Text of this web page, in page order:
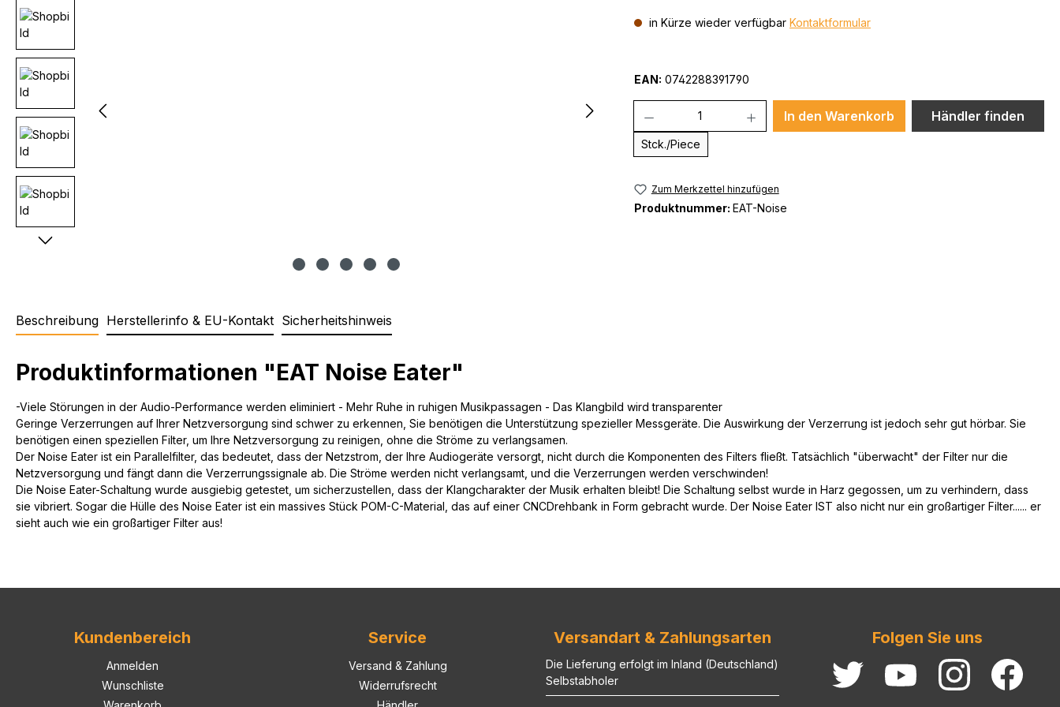
in Kürze wieder verfügbar Kontaktformular
EAN: 0742288391790
Stck./Piece
In den Warenkorb Händler finden
Zum Merkzettel hinzufügen
Produktnummer: EAT-Noise
Beschreibung Herstellerinfo & EU-Kontakt Sicherheitshinweis
Produktinformationen "EAT Noise Eater"
-Viele Störungen in der Audio-Performance werden eliminiert - Mehr Ruhe in ruhigen Musikpassagen - Das Klangbild wird transparenter
Geringe Verzerrungen auf Ihrer Netzversorgung sind schwer zu erkennen, Sie benötigen die Unterstützung spezieller Messgeräte. Die Auswirkung der Verzerrung ist jedoch sehr gut hörbar. Sie
benötigen einen speziellen Filter, um Ihre Netzversorgung zu reinigen, ohne die Ströme zu verlangsamen.
Der Noise Eater ist ein Parallelfilter, das bedeutet, dass der Netzstrom, der Ihre Audiogeräte versorgt, nicht durch die Komponenten des Filters fließt. Tatsächlich "überwacht" der Filter nur die
Netzversorgung und fängt dann die Verzerrungssignale ab. Die Ströme werden nicht verlangsamt, und die Verzerrungen werden verschwinden!
Die Noise Eater-Schaltung wurde ausgiebig getestet, um sicherzustellen, dass der Klangcharakter der Musik erhalten bleibt! Die Schaltung selbst wurde in Harz gegossen, um zu verhindern, dass
sie vibriert. Sogar die Hülle des Noise Eater ist ein massives Stück POM-C-Material, das auf einer CNCDrehbank in Form gebracht wurde. Der Noise Eater IST also nicht nur ein großartiger Filter...... er
sieht auch wie ein großartiger Filter aus!
Kundenbereich
Anmelden
Wunschliste
Service
Versand & Zahlung
Widerrufsrecht
Versandart & Zahlungsarten
Die Lieferung erfolgt im Inland (Deutschland)
Selbstabholer
Folgen Sie uns